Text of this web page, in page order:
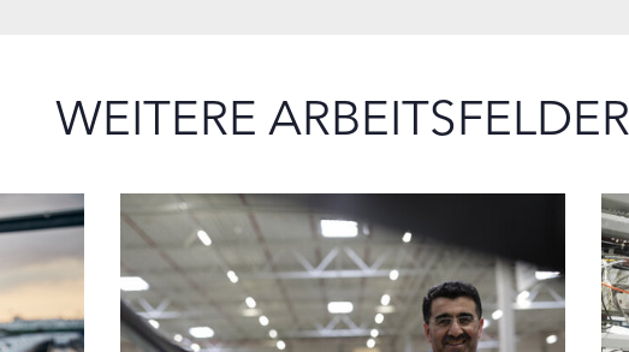
WEITERE ARBEITSFELDER